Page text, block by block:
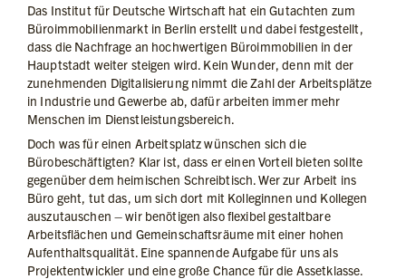
Das Institut für Deutsche Wirtschaft hat ein Gutachten zum
Büroimmobilienmarkt in Berlin erstellt und dabei festgestellt,
dass die Nachfrage an hochwertigen Büroimmobilien in der
Hauptstadt weiter steigen wird. Kein Wunder, denn mit der
zunehmenden Digitalisierung nimmt die Zahl der Arbeitsplätze
in Industrie und Gewerbe ab, dafür arbeiten immer mehr
Menschen im Dienstleistungsbereich.
Doch was für einen Arbeitsplatz wünschen sich die
Bürobeschäftigten? Klar ist, dass er einen Vorteil bieten sollte
gegenüber dem heimischen Schreibtisch. Wer zur Arbeit ins
Büro geht, tut das, um sich dort mit Kolleginnen und Kollegen
auszutauschen – wir benötigen also flexibel gestaltbare
Arbeitsflächen und Gemeinschaftsräume mit einer hohen
Aufenthaltsqualität. Eine spannende Aufgabe für uns als
Projektentwickler und eine große Chance für die Assetklasse.